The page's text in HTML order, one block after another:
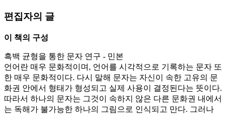
편집자의 글
이 책의 구성
흑백 균형을 통한 문자 연구 - 민본
언어란 매우 문화적이며, 언어를 시각적으로 기록하는 문자 또
한 매우 문화적이다. 다시 말해 문자는 자신이 속한 고유의 문
화권 안에서 형태가 형성되고 실제 사용이 결정된다는 뜻이다.
따라서 하나의 문자는 그것이 속하지 않은 다른 문화권 내에서
는 독해가 불가능한 하나의 그림으로 인식되고 만다. 그러나